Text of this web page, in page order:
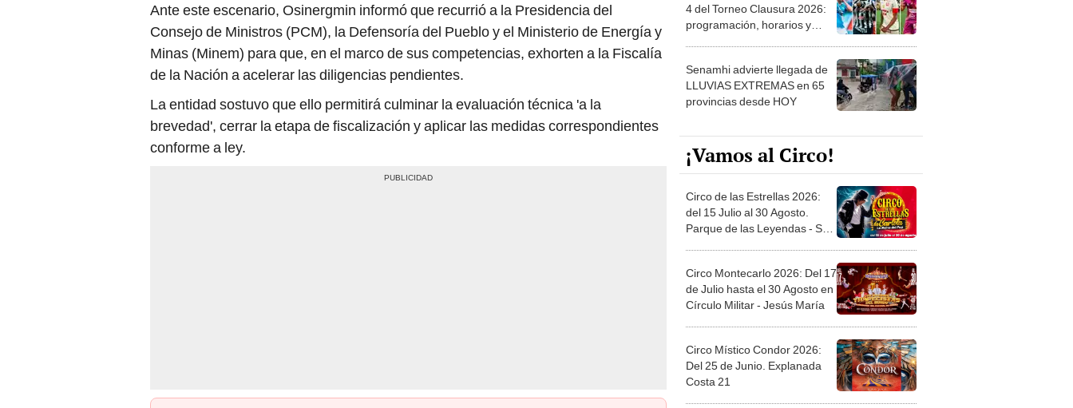
Ante este escenario, Osinergmin informó que recurrió a la Presidencia del
Consejo de Ministros (PCM), la Defensoría del Pueblo y el Ministerio de Energía y
Minas (Minem) para que, en el marco de sus competencias, exhorten a la Fiscalía
de la Nación a acelerar las diligencias pendientes.
La entidad sostuvo que ello permitirá culminar la evaluación técnica 'a la
brevedad', cerrar la etapa de fiscalización y aplicar las medidas correspondientes
conforme a ley.
4 del Torneo Clausura 2026:
programación, horarios y
Senamhi advierte llegada de
LLUVIAS EXTREMAS en 65
provincias desde HOY
¡Vamos al Circo!
Circo de las Estrellas 2026:
del 15 Julio al 30 Agosto.
Parque de las Leyendas - San
Circo Montecarlo 2026: Del 17
de Julio hasta el 30 Agosto en
Círculo Militar - Jesús María
Circo Místico Condor 2026:
Del 25 de Junio. Explanada
Costa 21